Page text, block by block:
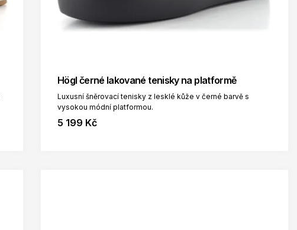
Högl černé lakované tenisky na platformě
Luxusní šněrovací tenisky z lesklé kůže v černé barvě s
vysokou módní platformou.
5 199 Kč